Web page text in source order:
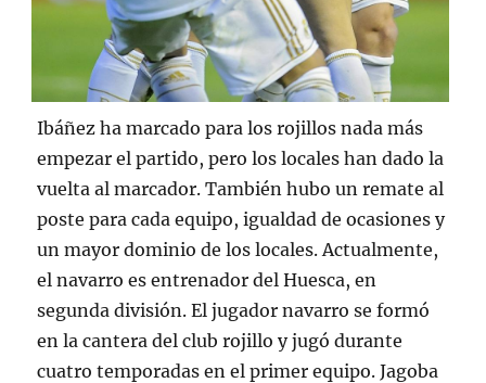
Ibáñez ha marcado para los rojillos nada más
empezar el partido, pero los locales han dado la
vuelta al marcador. También hubo un remate al
poste para cada equipo, igualdad de ocasiones y
un mayor dominio de los locales. Actualmente,
el navarro es entrenador del Huesca, en
segunda división. El jugador navarro se formó
en la cantera del club rojillo y jugó durante
cuatro temporadas en el primer equipo. Jagoba